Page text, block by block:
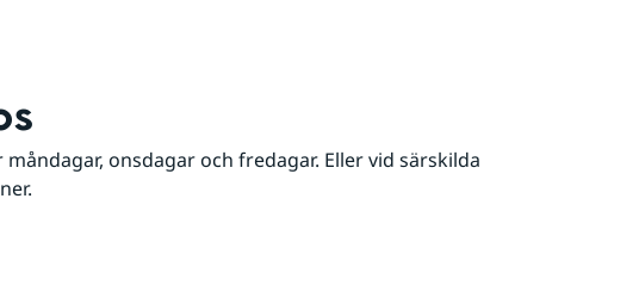
onsdagar och fredagar. Eller vid särskilda